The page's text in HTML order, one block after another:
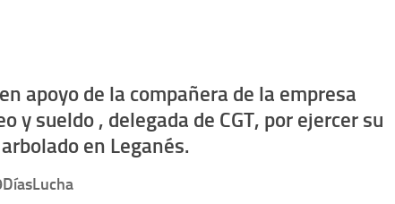
apoyo de la compañera de la empresa
y sueldo , delegada de CGT, por ejercer su
en Leganés.